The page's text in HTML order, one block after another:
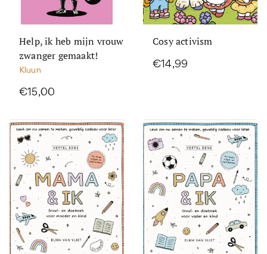
Help, ik heb mijn vrouw
zwanger gemaakt!
Kluun
€15,00
Cosy activism
€14,99